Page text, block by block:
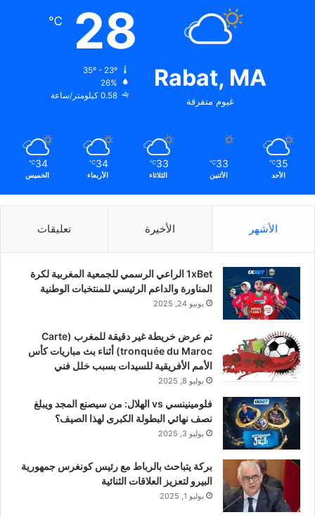
Rabat, MA
غيوم متفرقة
28
℃
26%
0.58 كيلومتر/ساعة
35
℃
الأحد
33
℃
الأثنين
33
℃
الثلاثاء
34
℃
الأربعاء
34
℃
الخميس
الأشهر الأخيرة تعليقات
1xBet الراعي الرسمي للجمعية المغربية لكرة
المناورة والداعم الرئيسي للمنتخبات الوطنية
يونيو 24, 2025
تم عرض خريطة غير دقيقة للمغرب (Carte
tronquée du Maroc) أثناء بث مباريات كأس
الأمم الأفريقية للسيدات بسبب خلل فني
يوليو 8, 2025
فلومينينسي vs الهلال: من سيصنع المجد ويبلغ
نصف نهائي البطولة الكبرى لهذا الصيف؟
يوليو 3, 2025
بركة يتباحث بالرباط مع رئيس كونغرس جمهورية
البيرو لتعزيز العلاقات الثنائية
يوليو 1, 2025